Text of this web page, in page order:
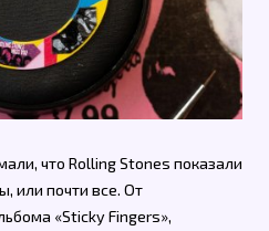
что Rolling Stones показали
или почти все. От
«Sticky Fingers»,